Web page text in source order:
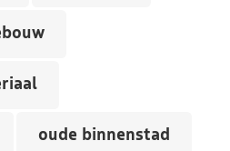
oude binnenstad